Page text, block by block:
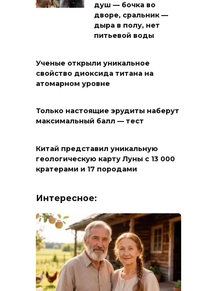
душ — бочка во
дворе, сральник —
дыра в полу, нет
питьевой воды
Ученые открыли уникальное
свойство диоксида титана на
атомарном уровне
Только настоящие эрудиты наберут
максимальный балл — тест
Китай представил уникальную
геологическую карту Луны с 13 000
кратерами и 17 породами
Интересное: